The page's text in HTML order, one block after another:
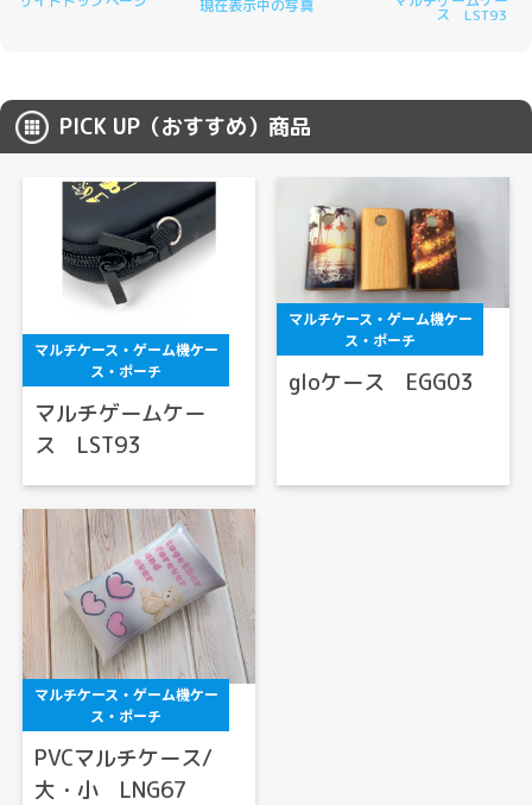
現在表示中の写真 ス LST93
PICK UP（おすすめ）商品
マルチケース・ゲーム機ケー
ス・ポーチ
マルチゲームケー
ス LST93
マルチケース・ゲーム機ケー
ス・ポーチ
gloケース EGG03
マルチケース・ゲーム機ケー
ス・ポーチ
PVCマルチケース/
大・小 LNG67